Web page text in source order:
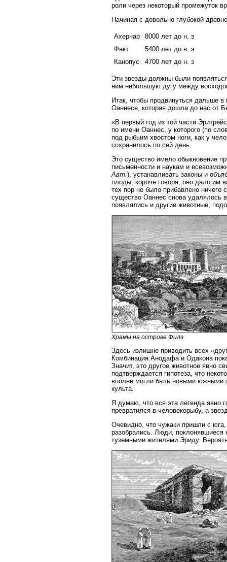
роли через некоторый промежуток
Начиная с довольно глубокой
Ахернар
8000 лет до н. э
Факт
5400 лет до н. э
Канопус
4700 лет до н. э
Эти звезды должны были
ним небольшую дугу между
Итак, чтобы продвинуться дальше
Оаннесе, которая дошла до нас от
«В первый год из той части
по имени Оаннес, у которого (по
под рыбьим хвостом ноги, как у
сохранилось по сей день.
Это существо имело обыкновение
письменности и наукам и
Авт.), устанавливать законы и
плоды; короче говоря, оно дало им
тех пор не было прибавлено ничего
существо Оаннес снова удалялось
появлялись и другие животные,
Храмы на острове Филэ
Здесь излишне приводить всех
Комбинация Анодафа и Одакона
Значит, это другое животное явно
подтверждается гипотеза, что
вполне могли быть новыми южными
культа.
Я думаю, что вся эта легенда явно
превратился в человекорыбу, а
Очевидно, что чужаки пришли с
разобрались. Люди,
туземными жителями Эриду.